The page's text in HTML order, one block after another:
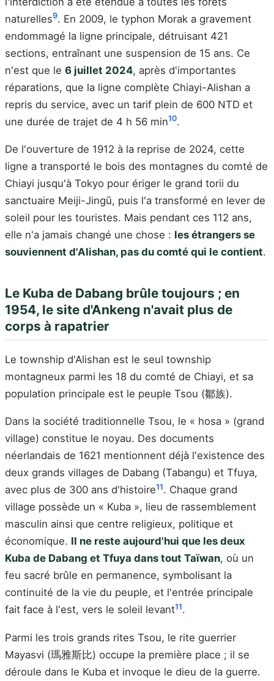
naturelles9. En 2009, le typhon Morak a gravement
endommagé la ligne principale, détruisant 421
sections, entraînant une suspension de 15 ans. Ce
n'est que le 6 juillet 2024, après d'importantes
réparations, que la ligne complète Chiayi-Alishan a
repris du service, avec un tarif plein de 600 NTD et
une durée de trajet de 4 h 56 min10.
De l'ouverture de 1912 à la reprise de 2024, cette
ligne a transporté le bois des montagnes du comté de
Chiayi jusqu'à Tokyo pour ériger le grand torii du
sanctuaire Meiji-Jingū, puis l'a transformé en lever de
soleil pour les touristes. Mais pendant ces 112 ans,
elle n'a jamais changé une chose : les étrangers se
souviennent d'Alishan, pas du comté qui le contient.
Le Kuba de Dabang brûle toujours ; en
1954, le site d'Ankeng n'avait plus de
corps à rapatrier
Le township d'Alishan est le seul township
montagneux parmi les 18 du comté de Chiayi, et sa
population principale est le peuple Tsou (鄒族).
Dans la société traditionnelle Tsou, le « hosa » (grand
village) constitue le noyau. Des documents
néerlandais de 1621 mentionnent déjà l'existence des
deux grands villages de Dabang (Tabangu) et Tfuya,
avec plus de 300 ans d'histoire11. Chaque grand
village possède un « Kuba », lieu de rassemblement
masculin ainsi que centre religieux, politique et
économique. Il ne reste aujourd'hui que les deux
Kuba de Dabang et Tfuya dans tout Taïwan, où un
feu sacré brûle en permanence, symbolisant la
continuité de la vie du peuple, et l'entrée principale
fait face à l'est, vers le soleil levant11.
Parmi les trois grands rites Tsou, le rite guerrier
Mayasvi (瑪雅斯比) occupe la première place ; il se
déroule dans le Kuba et invoque le dieu de la guerre.